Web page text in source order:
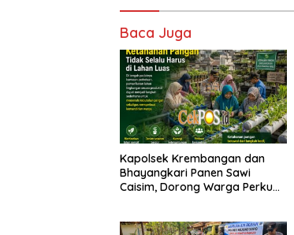
Baca Juga
Kapolsek Krembangan dan
Bhayangkari Panen Sawi
Caisim, Dorong Warga Perkuat